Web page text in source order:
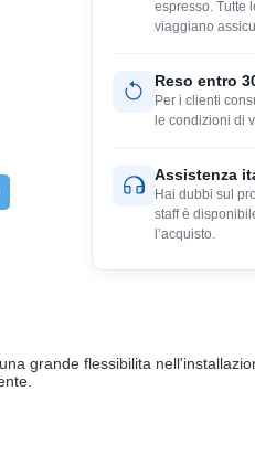
espresso. Tutte
viaggiano
Reso entro
Per i clienti
le condizioni di
Assistenza
Hai dubbi sul
staff è
l’acquisto.
grande flessibilitа